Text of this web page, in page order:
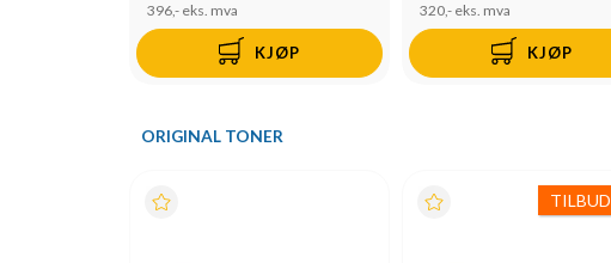
396,- eks. mva
KJØP
320,- eks. mva
KJØP
ORIGINAL TONER
TILBUD